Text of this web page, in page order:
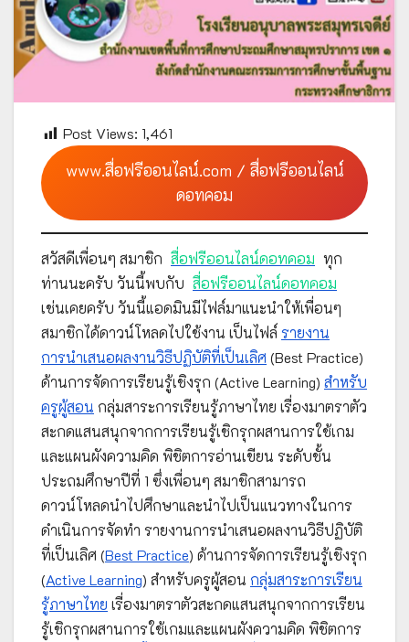
Post Views: 1,461
www.สื่อฟรีออนไลน์.com / สื่อฟรีออนไลน์
ดอทคอม
สวัสดีเพื่อนๆ สมาชิก สื่อฟรีออนไลน์ดอทคอม ทุก
ท่านนะครับ วันนี้พบกับ สื่อฟรีออนไลน์ดอทคอม
เช่นเคยครับ วันนี้แอดมินมีไฟล์มาแนะนำให้เพื่อนๆ
สมาชิกได้ดาวน์โหลดไปใช้งาน เป็นไฟล์ รายงาน
การนำเสนอผลงานวิธีปฏิบัติที่เป็นเลิศ (Best Practice)
ด้านการจัดการเรียนรู้เชิงรุก (Active Learning) สำหรับ
ครูผู้สอน กลุ่มสาระการเรียนรู้ภาษาไทย เรื่องมาตราตัว
สะกดแสนสนุกจากการเรียนรู้เชิกรุกผสานการใช้เกม
และแผนผังความคิด พิชิตการอ่านเขียน ระดับชั้น
ประถมศึกษาปีที่ 1 ซึ่งเพื่อนๆ สมาชิกสามารถ
ดาวน์โหลดนำไปศึกษาและนำไปเป็นแนวทางในการ
ดำเนินการจัดทำ รายงานการนำเสนอผลงานวิธีปฏิบัติ
ที่เป็นเลิศ (Best Practice) ด้านการจัดการเรียนรู้เชิงรุก
(Active Learning) สำหรับครูผู้สอน กลุ่มสาระการเรียน
รู้ภาษาไทย เรื่องมาตราตัวสะกดแสนสนุกจากการเรียน
รู้เชิกรุกผสานการใช้เกมและแผนผังความคิด พิชิตการ